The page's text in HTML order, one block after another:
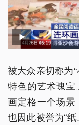
被大众亲切称为
特色的艺术瑰
画定格一个场景
也因此被誉为“